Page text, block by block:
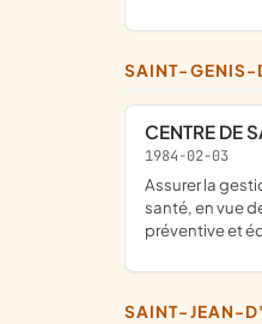
SAINT-
CENTRE
1984-02-03
assurer la gestion et le fonctionnement du centre de santé placé sous sa responsabilité, en offrant aux patients, la possibilité d'avoir recours à différents professionnels de
santé, en vue
préventive et
SAINT-JEAN-